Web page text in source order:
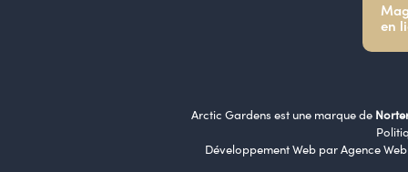
en
Arctic Gardens est une marque de
Développement Web parAgence